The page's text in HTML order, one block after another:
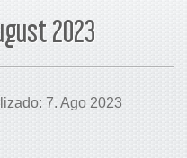
2023
7. Ago 2023